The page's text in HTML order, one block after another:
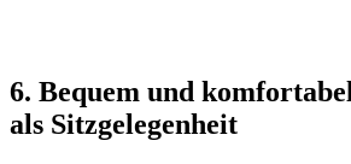
6. Bequem und
als Sitzgelegenheit